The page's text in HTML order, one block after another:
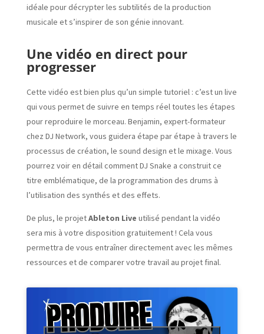
idéale pour décrypter les subtilités de la production
musicale et s’inspirer de son génie innovant.
Une vidéo en direct pour
progresser
Cette vidéo est bien plus qu’un simple tutoriel : c’est un live
qui vous permet de suivre en temps réel toutes les étapes
pour reproduire le morceau. Benjamin, expert-formateur
chez DJ Network, vous guidera étape par étape à travers le
processus de création, le sound design et le mixage. Vous
pourrez voir en détail comment DJ Snake a construit ce
titre emblématique, de la programmation des drums à
l’utilisation des synthés et des effets.
De plus, le projetAbleton Live utilisé pendant la vidéo
sera mis à votre disposition gratuitement ! Cela vous
permettra de vous entraîner directement avec les mêmes
ressources et de comparer votre travail au projet final.